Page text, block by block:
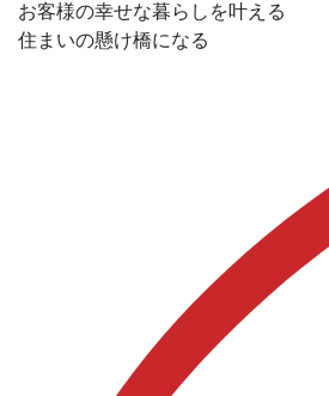
お客様の幸せな暮らしを叶える
住まいの懸け橋になる